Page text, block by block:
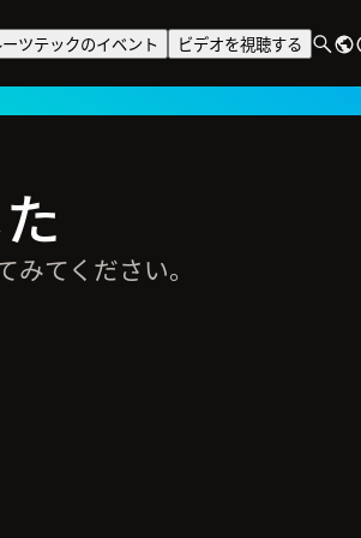
ツテックのイベント ビデオを視聴する
てください。